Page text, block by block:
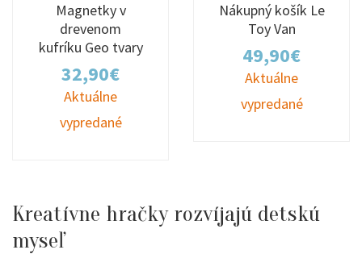
Magnetky v
drevenom
kufríku Geo tvary
32,90€
Aktuálne
vypredané
Nákupný košík Le
Toy Van
49,90€
Aktuálne
vypredané
Kreatívne hračky rozvíjajú detskú
myseľ